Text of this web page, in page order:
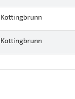
Kottingbrunn
Kottingbrunn